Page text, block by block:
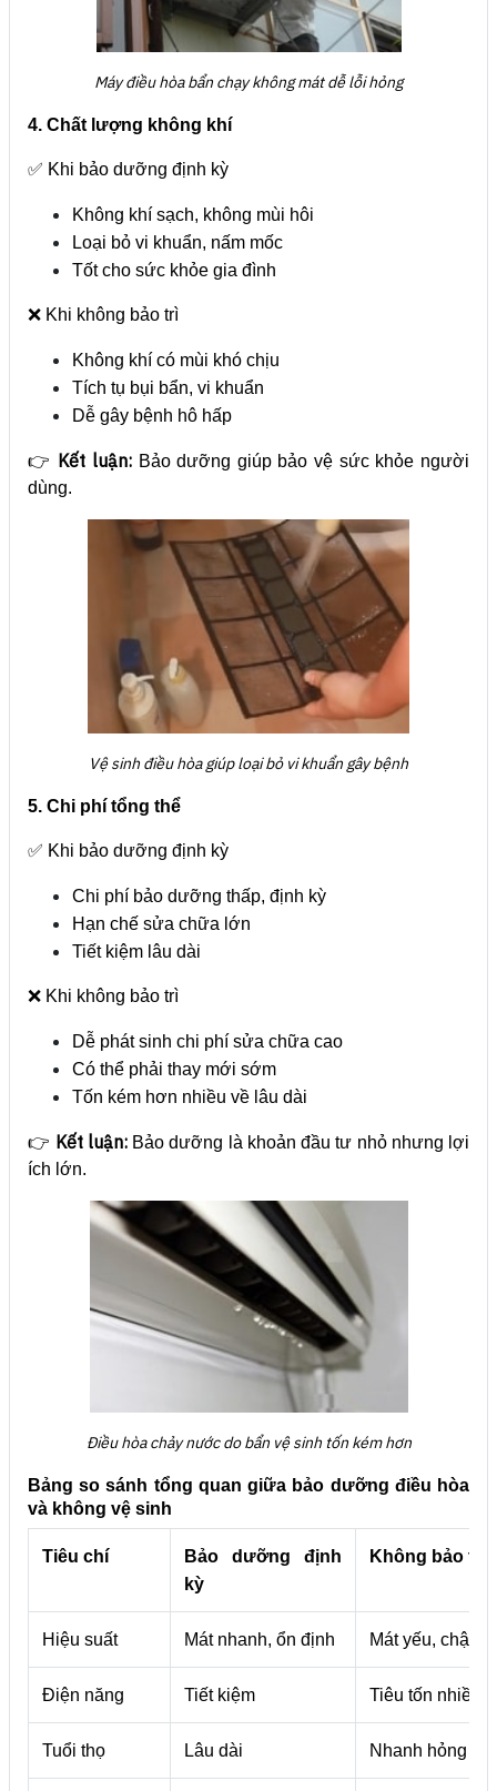
Máy điều hòa bẩn chạy không mát dễ lỗi hỏng
4. Chất lượng không khí
✅ Khi bảo dưỡng định kỳ
Không khí sạch, không mùi hôi
Loại bỏ vi khuẩn, nấm mốc
Tốt cho sức khỏe gia đình
❌ Khi không bảo trì
Không khí có mùi khó chịu
Tích tụ bụi bẩn, vi khuẩn
Dễ gây bệnh hô hấp
👉 Kết luận:Bảo dưỡng giúp bảo vệ sức khỏe người
dùng.
Vệ sinh điều hòa giúp loại bỏ vi khuẩn gây bệnh
5. Chi phí tổng thể
✅ Khi bảo dưỡng định kỳ
Chi phí bảo dưỡng thấp, định kỳ
Hạn chế sửa chữa lớn
Tiết kiệm lâu dài
❌ Khi không bảo trì
Dễ phát sinh chi phí sửa chữa cao
Có thể phải thay mới sớm
Tốn kém hơn nhiều về lâu dài
👉 Kết luận:Bảo dưỡng là khoản đầu tư nhỏ nhưng lợi
ích lớn.
Điều hòa chảy nước do bẩn vệ sinh tốn kém hơn
Bảng so sánh tổng quan giữa bảo dưỡng điều hòa
và không vệ sinh
Tiêu chí
Bảo dưỡng định
kỳ
Không bảo trì
Hiệu suất Mát nhanh, ổn định Mát yếu, chậm
Điện năng Tiết kiệm Tiêu tốn nhiều
Tuổi thọ Lâu dài Nhanh hỏng